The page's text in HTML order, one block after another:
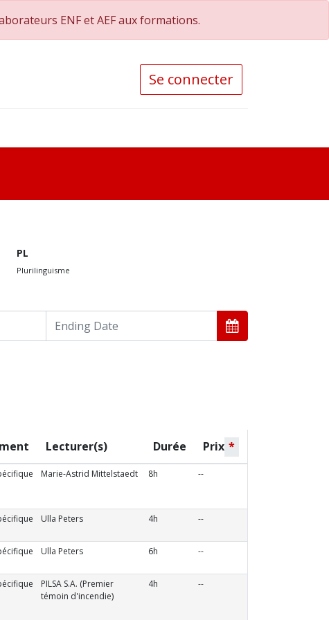
ENF et AEF aux formations.
Se connecter
PL
Plurilinguisme
Lecturer(s) Durée Prix *
Marie-Astrid Mittelstaedt 8h --
Ulla Peters 4h --
Ulla Peters 6h --
PILSA S.A. (Premier
témoin d'incendie)
4h --